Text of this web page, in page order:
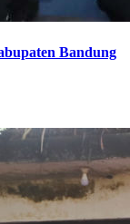
Bandung